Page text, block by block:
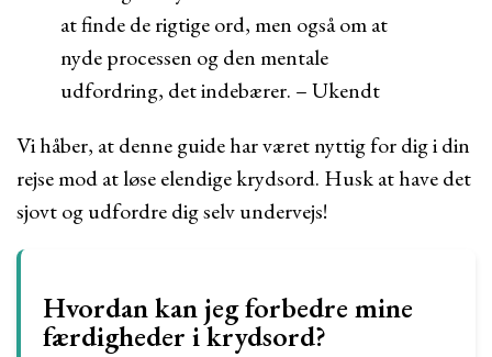
at finde de rigtige ord, men også om at
nyde processen og den mentale
udfordring, det indebærer. – Ukendt
Vi håber, at denne guide har været nyttig for dig i din
rejse mod at løse elendige krydsord. Husk at have det
sjovt og udfordre dig selv undervejs!
Hvordan kan jeg forbedre mine
færdigheder i krydsord?